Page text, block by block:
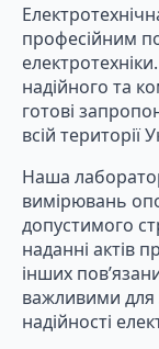
професійним
надійного та
готові
всій території
Наша
вимірювань
допустимого
наданні актів
інших
важливими для
надійності